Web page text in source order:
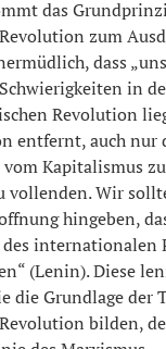
das
zum
dass
in
Revolution
entfernt, auch nur
vom Kapitalismus
vollenden. Wir
hingeben,
internationalen
(Lenin). Diese
die Grundlage der
bilden,